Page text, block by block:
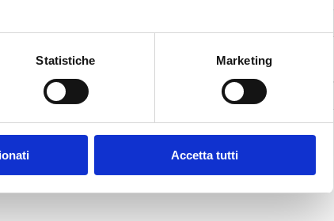
Statistiche Marketing
Accetta tutti